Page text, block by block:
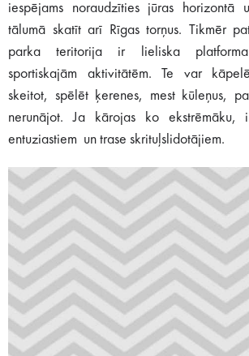
iespējams noraudzīties jūras horizontā
tālumā skatīt arī Rīgas torņus. Tikmēr
parka teritorija ir lieliska platforma
sportiskajām aktivitātēm. Te var
skeitot, spēlēt ķerenes, mest kūleņus,
nerunājot. Ja kārojas ko
entuziastiem un trase skrituļslidotājiem.